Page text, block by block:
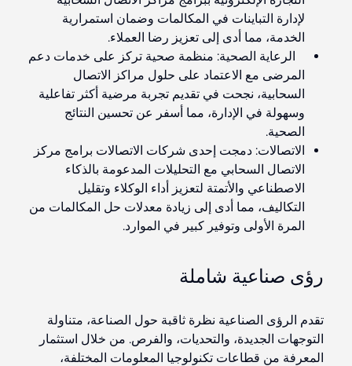
لإدارة التباينات في المكالمات وضمان استمرارية
الخدمة، مما أدى إلى تعزيز رضا العملاء.
الرعاية الصحية: منظمة صحية تركز على خدمات دعم
المرضى مع الاعتماد على حلول مراكز الاتصال
السحابية، نجحت في تقديم تجربة مرضية أكثر تفاعلية
وسهولة في الإدارة، مما أسفر عن تحسين النتائج
الصحية.
الاتصالات: دمجت إحدى شركات الاتصالات برامج مركز
الاتصال السحابي مع التحليلات المدعومة بالذكاء
الاصطناعي والأتمتة لتعزيز أداء الوكلاء وتقليل
التكاليف، مما أدى إلى زيادة معدلات حل المكالمات من
المرة الأولى وتوفير كبير في الموارد.
رؤى صناعية شاملة
تقدم الرؤى الصناعية نظرة ثاقبة حول الصناعة، متناولة
التوجهات الجديدة، والتحديات، والفرص. من خلال استثمار
المعرفة من قطاعات تكنولوجيا المعلومات المختلفة،